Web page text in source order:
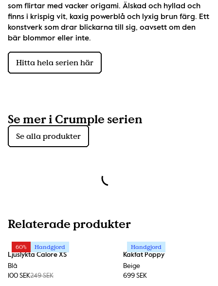
som flirtar med vacker origami. Älskad och hyllad och
finns i krispig vit, kaxig powerblå och lyxig brun färg. Ett
konstverk som drar blickarna till sig, oavsett om den
bär blommor eller inte.
Hitta hela serien här
Se mer i Crumple serien
Se alla produkter
Relaterade produkter
60% Handgjord
Ljuslykta Calore XS
Blå
100 SEK249 SEK
Handgjord
Kakfat Poppy
Beige
699 SEK